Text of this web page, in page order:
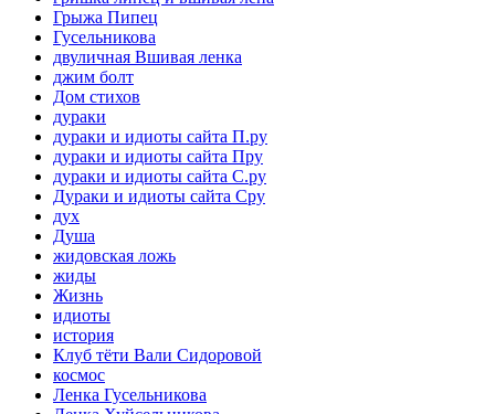
Грыжа Пипец
Гусельникова
двуличная Вшивая ленка
джим болт
Дом стихов
дураки
дураки и идиоты сайта П.ру
дураки и идиоты сайта Пру
дураки и идиоты сайта С.ру
Дураки и идиоты сайта Сру
дух
Душа
жидовская ложь
жиды
Жизнь
идиоты
история
Клуб тёти Вали Сидоровой
космос
Ленка Гусельникова